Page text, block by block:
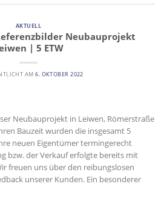
AKTUELL
Neubauprojekt
| 5 ETW
AM6. OKTOBER 2022
Neubauprojekt in Leiwen, Römerstraße
Bauzeit wurden die insgesamt 5
neuen Eigentümer termingerecht
bzw. der Verkauf erfolgte bereits mit
freuen uns über den reibungslosen
unserer Kunden. Ein besonderer